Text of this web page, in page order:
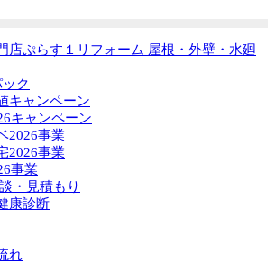
店ぷらす１リフォーム 屋根・外壁・水廻
ク
キャンペーン
キャンペーン
2026事業
2026事業
事業
・見積もり
康診断
れ